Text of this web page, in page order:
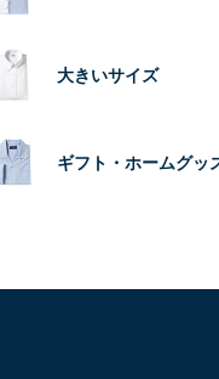
大きいサイズ
ギフト・ホームグッ